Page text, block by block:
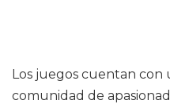
Los juegos cuentan con
comunidad de